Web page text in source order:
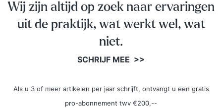
Wij zijn altijd op zoek naar ervaringen
uit de praktijk, wat werkt wel, wat
niet.
SCHRIJF MEE >>
Als u 3 of meer artikelen per jaar schrijft, ontvangt u een gratis
pro-abonnement twv €200,--